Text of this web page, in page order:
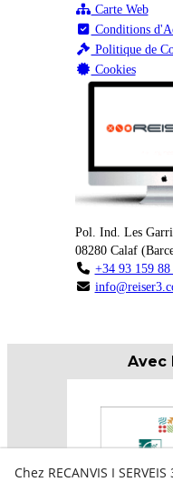
Carte Web
Conditions
Politique de
Cookies
Pol. Ind. Les
08280 Calaf (
+34 93 159 88
Avec
Chez RECANVIS I